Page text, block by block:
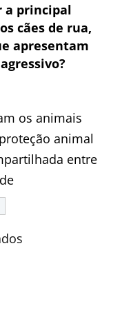
a principal
cães de rua,
apresentam
os animais
animal
entre